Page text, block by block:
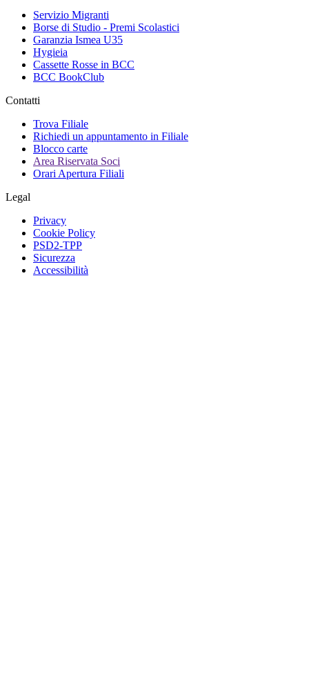
Servizio Migranti
Borse di Studio - Premi Scolastici
Garanzia Ismea U35
Hygieia
Cassette Rosse in BCC
BCC BookClub
Contatti
Trova Filiale
Richiedi un appuntamento in Filiale
Blocco carte
Area Riservata Soci
Orari Apertura Filiali
Legal
Privacy
Cookie Policy
PSD2-TPP
Sicurezza
Accessibilità